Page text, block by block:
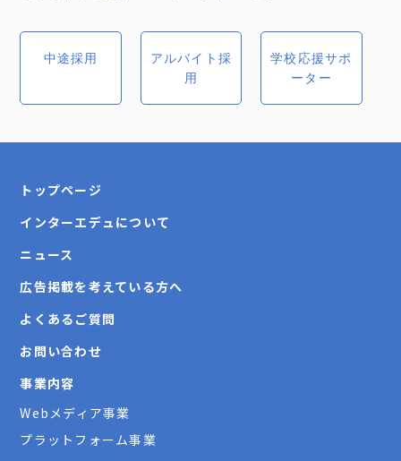
◆塾や学校での就業経験
◆営業、サービス業経験
*人と関わるのが好き
【職場環境】
部長・リーダーにも気兼ねなく相談できるなど、温
募集人数
関東：1名 関西：1名
勤務地
中途採用
アルバイト採
用
学校応援サポ
ーター
トップページ
インターエデュについて
ニュース
広告掲載を考えている方へ
よくあるご質問
お問い合わせ
事業内容
Webメディア事業
プラットフォーム事業